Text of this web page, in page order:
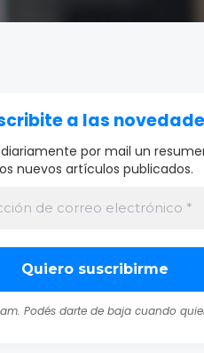
a las
por mail un
nuevos artículos publicados.
Podés darte de baja cuando